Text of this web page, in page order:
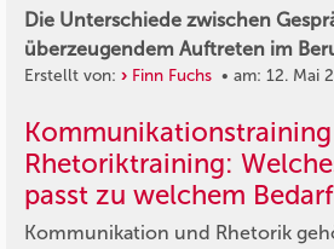
Die Unterschiede zwischen
überzeugendem Auftreten im
Erstellt von: Finn Fuchs • am: 12. Mai
Rhetoriktraining:
passt zu welchem
Kommunikation und Rhetorik